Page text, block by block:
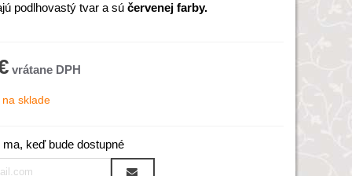
podlhovastý tvar a sú červenej farby.
sklade
ma, keď bude dostupné